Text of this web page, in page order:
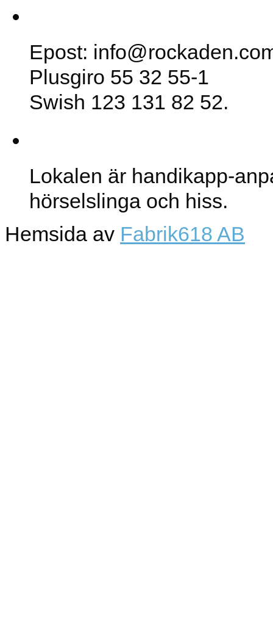
Epost:
Plusgiro 55 32 55-1
Swish 123 131 82 52.
Lokalen är handikapp-
hörselslinga och hiss.
Hemsida av Fabrik618 AB